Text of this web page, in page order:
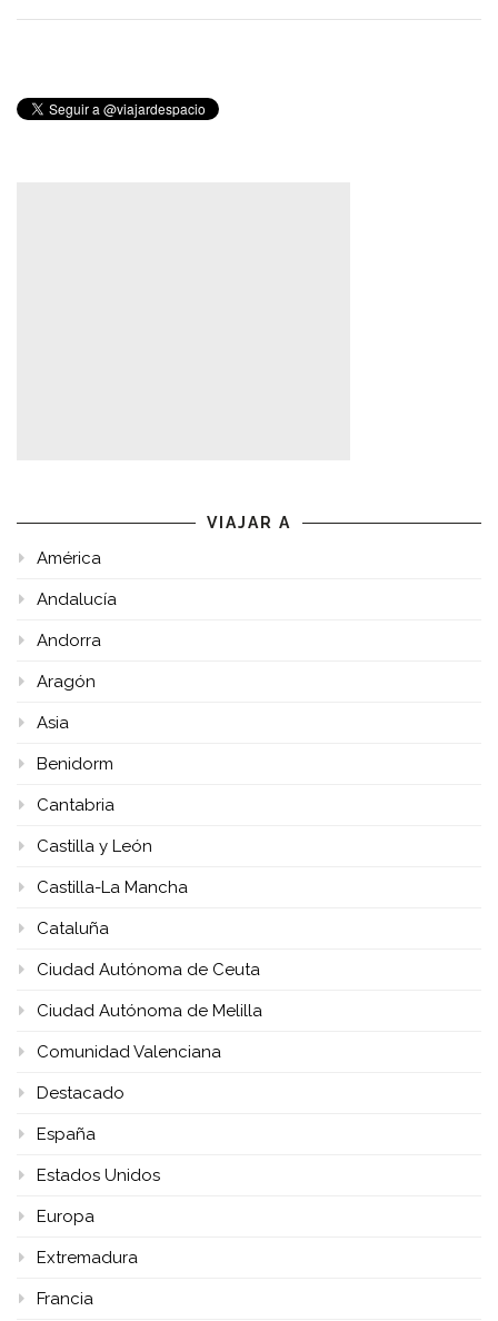
VIAJAR A
América
Andalucía
Andorra
Aragón
Asia
Benidorm
Cantabria
Castilla y León
Castilla-La Mancha
Cataluña
Ciudad Autónoma de Ceuta
Ciudad Autónoma de Melilla
Comunidad Valenciana
Destacado
España
Estados Unidos
Europa
Extremadura
Francia